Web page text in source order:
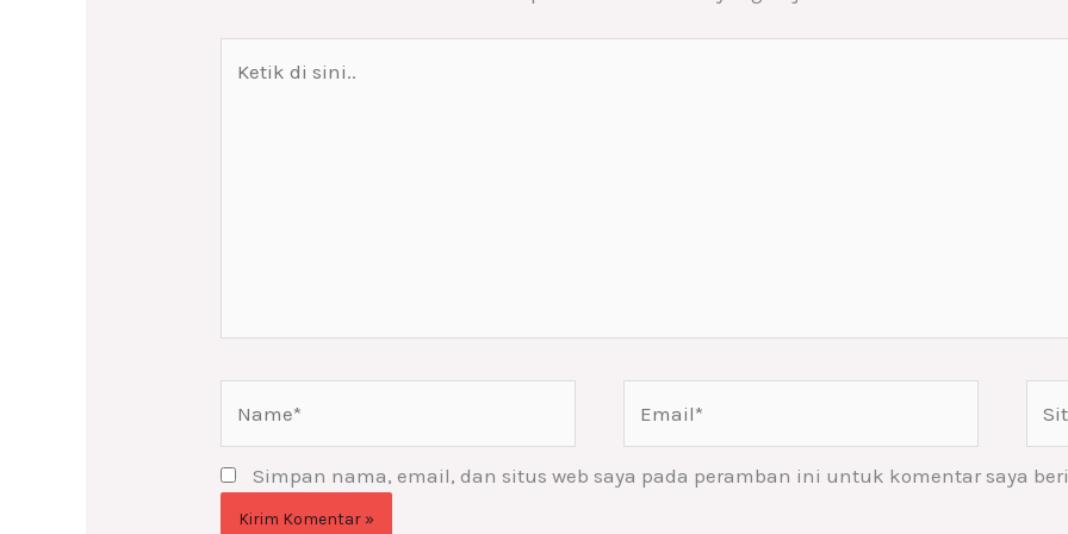
Simpan nama, email, dan situs web saya pada peramban ini untuk komentar saya